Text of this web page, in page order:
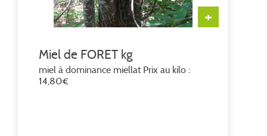
+
Miel de FORET kg
miel à dominance miellat Prix au kilo :
14,80€